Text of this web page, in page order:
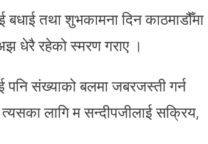
बधाई तथा शुभकामना दिन काठमाडौँमा
धेरै रहेको स्मरण गराए ।
संख्याको बलमा जबरजस्ती गर्न
लागि म सन्दीपजीलाई सक्रिय,